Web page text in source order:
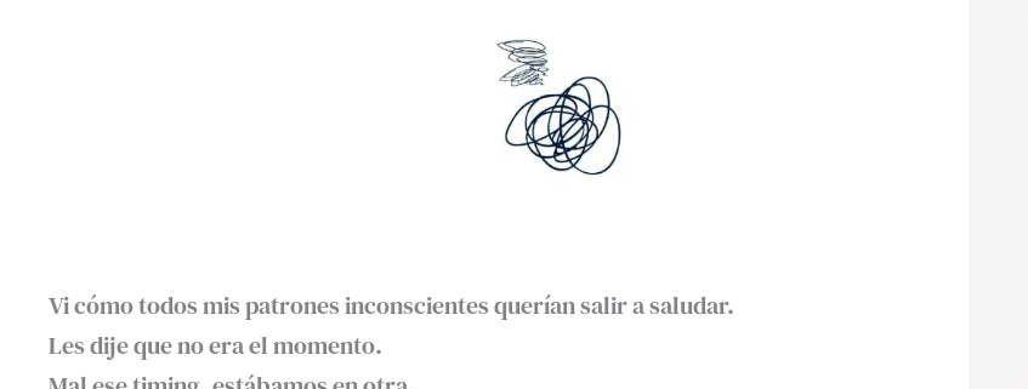
Vi cómo todos mis patrones inconscientes querían salir a saludar.⁣
Les dije que no era el momento. ⁣